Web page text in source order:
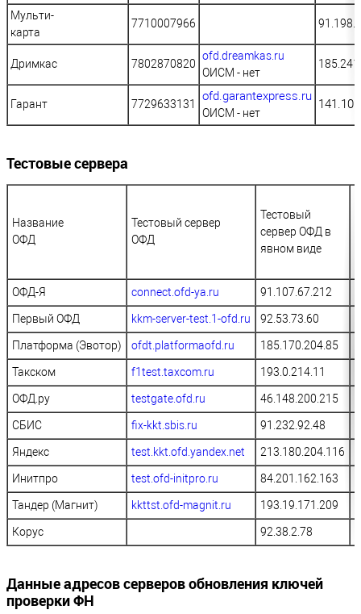
Мульти-
карта
7710007966
Дримкас 7802870820
ofd.dreamkas.ru
ОИСМ - нет
Гарант 7729633131
ofd.garantexpress.ru
ОИСМ - нет
Тестовые сервера
Название
ОФД
Тестовый сервер
ОФД
Тестовый
сервер ОФД в
явном виде
ОФД-Я connect.ofd-ya.ru 91.107.67.212
Первый ОФД kkm-server-test.1-ofd.ru 92.53.73.60
Платформа (Эвотор) ofdt.platformaofd.ru 185.170.204.85
Такском f1test.taxcom.ru 193.0.214.11
ОФД.ру testgate.ofd.ru 46.148.200.215
СБИС fix-kkt.sbis.ru 91.232.92.48
Яндекс test.kkt.ofd.yandex.net 213.180.204.116
Инитпро test.ofd-initpro.ru 84.201.162.163
Тандер (Магнит) kkttst.ofd-magnit.ru 193.19.171.209
Корус 92.38.2.78
Данные адресов серверов обновления ключей
проверки ФН